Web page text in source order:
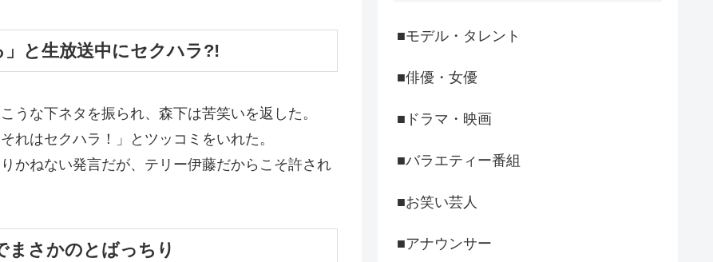
と生放送中にセクハラ?!
うな下ネタを振られ、森下は苦笑いを返した。
れはセクハラ！」とツッコミをいれた。
かねない発言だが、テリー伊藤だからこそ許され
まさかのとばっちり
■モデル・タレント
■俳優・女優
■ドラマ・映画
■バラエティー番組
■お笑い芸人
■アナウンサー